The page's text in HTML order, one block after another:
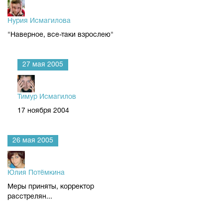
Нурия Исмагилова
"Наверное, все-таки взрослею"
27 мая 2005
Тимур Исмагилов
17 ноября 2004
26 мая 2005
Юлия Потёмкина
Меры приняты, корректор
расстрелян...